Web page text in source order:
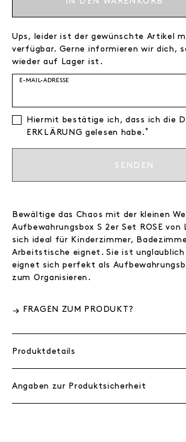
Ups, leider ist der gewünschte Artikel
verfügbar. Gerne informieren wir dich,
wieder auf Lager ist.
E-MAIL-ADRESSE
Hiermit bestätige ich, dass ich die
ERKLÄRUNG gelesen habe. *
SENDEN
Bewältige das Chaos mit der kleinen
Aufbewahrungsbox S 2er Set ROSE von
sich ideal für Kinderzimmer,
Arbeitstische eignet. Sie ist unglaublich
eignet sich perfekt als
zum Organisieren.
FRAGEN ZUM PRODUKT?
Produktdetails
Angaben zur Produktsicherheit